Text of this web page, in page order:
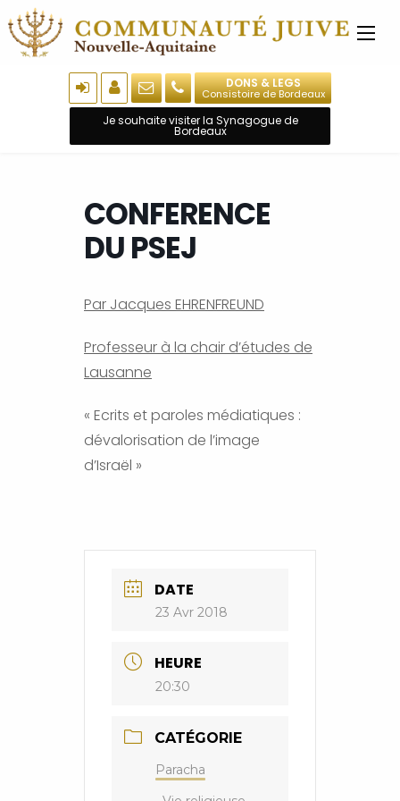
DONS & LEGS
Consistoire de Bordeaux
Je souhaite visiter la Synagogue de
Bordeaux
CONFERENCE
DU PSEJ
Par Jacques EHRENFREUND
Professeur à la chair d’études de
Lausanne
« Ecrits et paroles médiatiques :
dévalorisation de l’image
d’Israël »
DATE
23 Avr 2018
HEURE
20:30
CATÉGORIE
Paracha